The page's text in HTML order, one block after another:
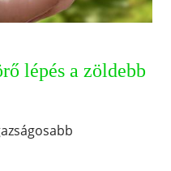
lépés a zöldebb